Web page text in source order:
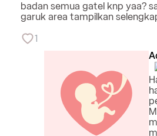
badan semua gatel knp yaa?
garuk area tampilkan
1